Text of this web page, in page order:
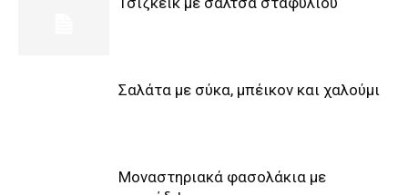
Σαλάτα με σύκα, μπέικον και χαλούμι
Μοναστηριακά φασολάκια με